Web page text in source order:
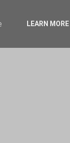
LEARN MORE